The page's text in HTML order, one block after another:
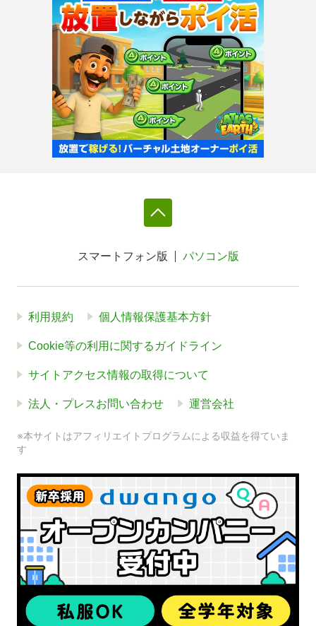
スマートフォン版 パソコン版
利用規約 個人情報保護基本方針
Cookie等の利用に関するガイドライン
サイトアクセス情報の取得について
法人・プレスお問い合わせ 運営会社
※本サイトはアフィリエイトプログラムによる収益を得ていま
す